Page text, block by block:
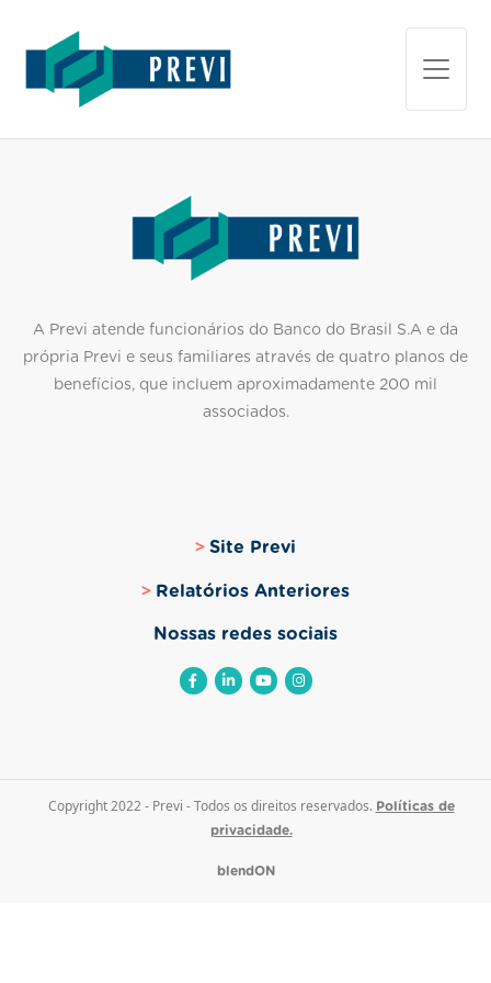
A Previ atende funcionários do Banco do Brasil S.A e da
própria Previ e seus familiares através de quatro planos de
benefícios, que incluem aproximadamente 200 mil
associados.
Site Previ
Relatórios Anteriores
Nossas redes sociais
Copyright 2022 - Previ - Todos os direitos reservados. Políticas de
privacidade.
blendON